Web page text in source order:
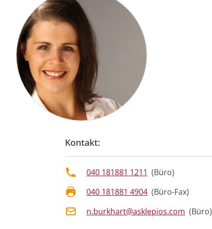
Kontakt:
040 181881 1211 (Büro)
040 181881 4904 (Büro-Fax)
n.burkhart@asklepios.com (Büro)